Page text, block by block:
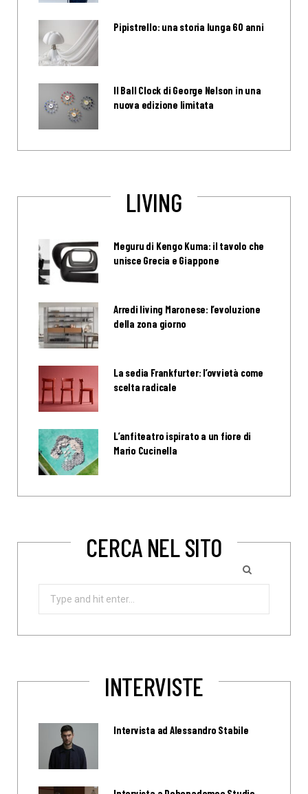
Pipistrello: una storia lunga 60 anni
Il Ball Clock di George Nelson in una
nuova edizione limitata
LIVING
Meguru di Kengo Kuma: il tavolo che
unisce Grecia e Giappone
Arredi living Maronese: l’evoluzione
della zona giorno
La sedia Frankfurter: l’ovvietà come
scelta radicale
L’anfiteatro ispirato a un fiore di
Mario Cucinella
CERCA NEL SITO
INTERVISTE
Intervista ad Alessandro Stabile